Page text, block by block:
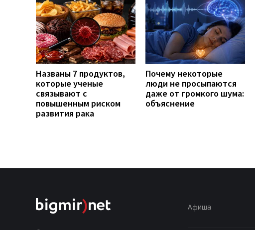
Названы 7 продуктов,
которые ученые
связывают с
повышенным риском
развития рака
Почему некоторые
люди не просыпаются
даже от громкого шума:
объяснение
Афиша